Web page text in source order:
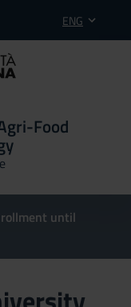
ENG
Food
until